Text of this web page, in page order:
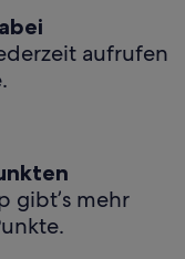
aufrufen
gibt’s mehr